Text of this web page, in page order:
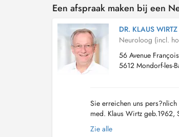
Een afspraak maken bij een
DR. KLAUS
Neuroloog (incl.
56 Avenue
5612 Mondorf-les-
Sie erreichen uns
med. Klaus Wirtz geb.1962,
Saarlandes (Homburg),
Zie alle